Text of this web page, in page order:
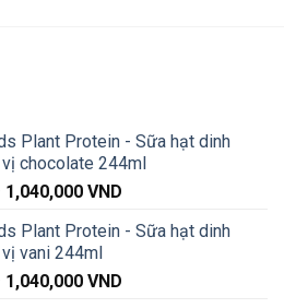
Plant Protein - Sữa hạt dinh
chocolate 244ml
1,040,000 VND
từ
Plant Protein - Sữa hạt dinh
vani 244ml
1,040,000 VND